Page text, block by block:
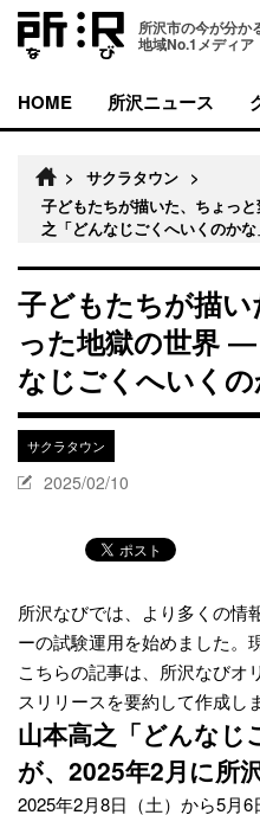
所沢市の今が分か
地域No.1メディア
HOME 所沢ニュース
> サクラタウン >
子どもたちが描いた、ちょっ
之「どんなじごくへいくのかな
子どもたちが描
った地獄の世界
なじごくへいくの
サクラタウン
2025/02/10
所沢なびでは、より多くの情
ーの試験運用を始めました。
こちらの記事は、所沢なびオ
スリリースを要約して作成し
山本高之「どんなじ
が、2025年2月に所
2025年2月8日（土）から5月